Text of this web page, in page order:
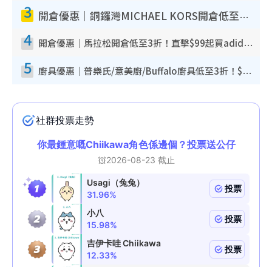
3 開倉優惠｜銅鑼灣MICHAEL KORS開倉低至17折！直擊$500起買手袋/銀包/鞋款 必買經典Jet Set系列
4 開倉優惠｜馬拉松開倉低至3折！直擊$99起買adidas／New Balance／Puma鞋款 STANLEY保溫杯劈價至$119起
5 廚具優惠｜普樂氏/意美廚/Buffalo廚具低至3折！$89起買煎鍋／炒鑊／個人鍋 同場小家電激減至$99起